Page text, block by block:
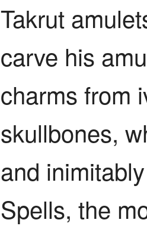
Takrut
carve his
charms from
skullbones,
and
Spells, the